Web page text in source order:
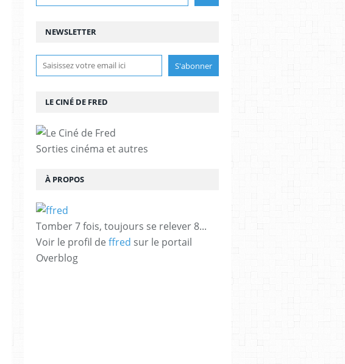
NEWSLETTER
LE CINÉ DE FRED
Sorties cinéma et autres
À PROPOS
Tomber 7 fois, toujours se relever 8...
Voir le profil de ffred sur le portail
Overblog